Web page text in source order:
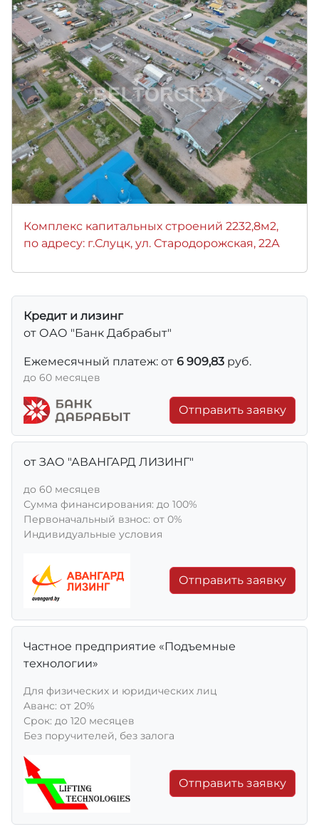
Комплекс капитальных строений 2232,8м2,
по адресу: г.Слуцк, ул. Стародорожская, 22А
Кредит и лизинг
от ОАО "Банк Дабрабыт"
Ежемесячный платеж: от 6 909,83 руб.
до 60 месяцев
Отправить заявку
от ЗАО "АВАНГАРД ЛИЗИНГ"
до 60 месяцев
Сумма финансирования: до 100%
Первоначальный взнос: от 0%
Индивидуальные условия
Отправить заявку
Частное предприятие «Подъемные
технологии»
Для физических и юридических лиц
Aванс: от 20%
Срок: до 120 месяцев
Без поручителей, без залога
Отправить заявку